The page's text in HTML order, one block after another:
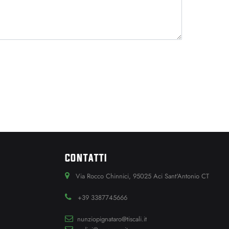
CONTATTI
Via Rocco Chinnici, 95025 Aci Sant'Antonio CT
+39 3387745666
nunziopignataro@tiscali.it